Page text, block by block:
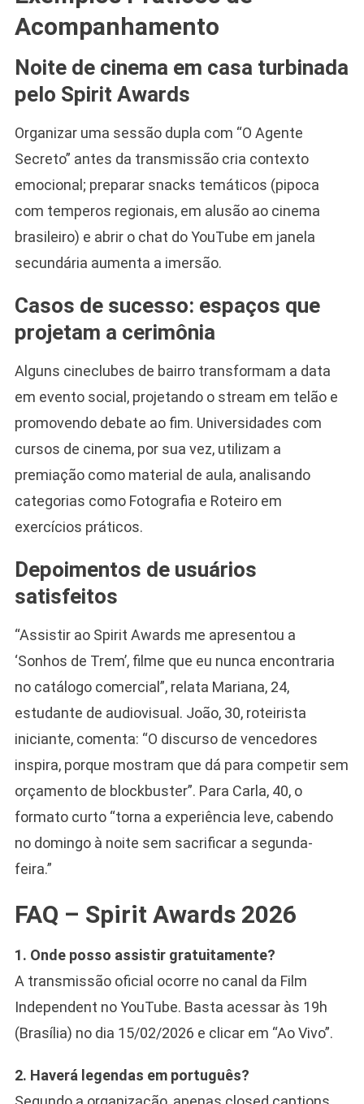
Acompanhamento
Noite de cinema em casa turbinada
pelo Spirit Awards
Organizar uma sessão dupla com “O Agente
Secreto” antes da transmissão cria contexto
emocional; preparar snacks temáticos (pipoca
com temperos regionais, em alusão ao cinema
brasileiro) e abrir o chat do YouTube em janela
secundária aumenta a imersão.
Casos de sucesso: espaços que
projetam a cerimônia
Alguns cineclubes de bairro transformam a data
em evento social, projetando o stream em telão e
promovendo debate ao fim. Universidades com
cursos de cinema, por sua vez, utilizam a
premiação como material de aula, analisando
categorias como Fotografia e Roteiro em
exercícios práticos.
Depoimentos de usuários
satisfeitos
“Assistir ao Spirit Awards me apresentou a
‘Sonhos de Trem’, filme que eu nunca encontraria
no catálogo comercial”, relata Mariana, 24,
estudante de audiovisual. João, 30, roteirista
iniciante, comenta: “O discurso de vencedores
inspira, porque mostram que dá para competir sem
orçamento de blockbuster”. Para Carla, 40, o
formato curto “torna a experiência leve, cabendo
no domingo à noite sem sacrificar a segunda-
feira.”
FAQ – Spirit Awards 2026
1. Onde posso assistir gratuitamente?
A transmissão oficial ocorre no canal da Film
Independent no YouTube. Basta acessar às 19h
(Brasília) no dia 15/02/2026 e clicar em “Ao Vivo”.
2. Haverá legendas em português?